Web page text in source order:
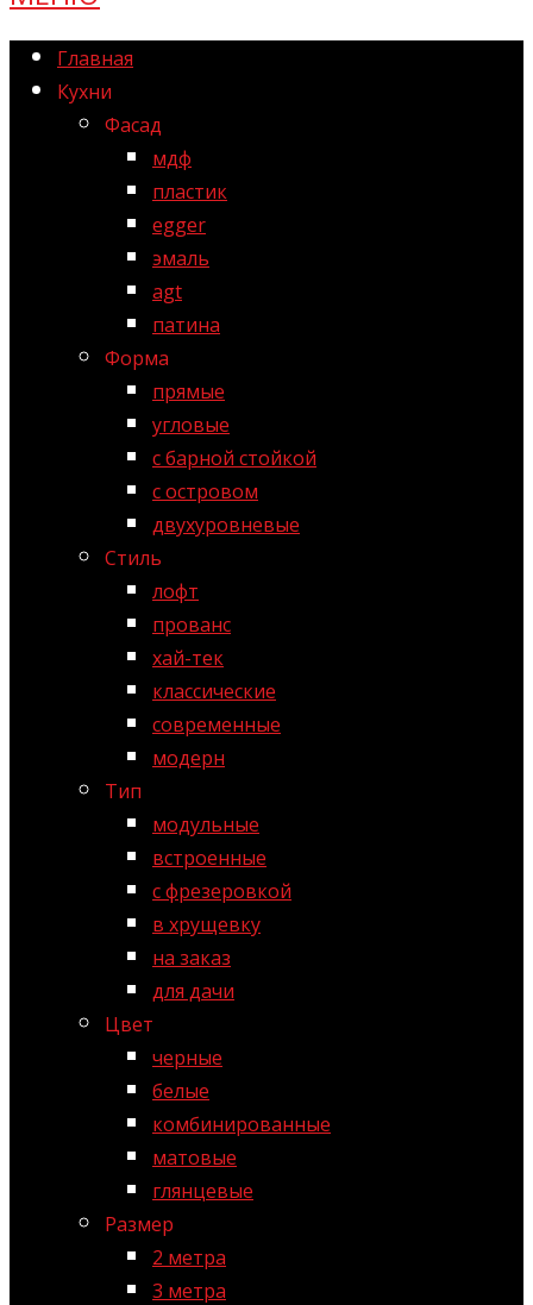
Главная
Кухни
Фасад
мдф
пластик
egger
эмаль
agt
патина
Форма
прямые
угловые
с барной стойкой
с островом
двухуровневые
Стиль
лофт
прованс
хай-тек
классические
современные
модерн
Тип
модульные
встроенные
с фрезеровкой
в хрущевку
на заказ
для дачи
Цвет
черные
белые
комбинированные
матовые
глянцевые
Размер
2 метра
3 метра